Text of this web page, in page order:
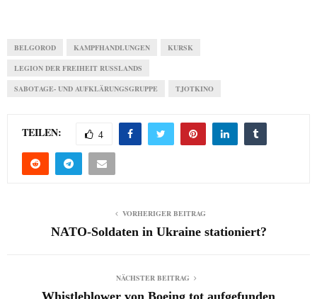
BELGOROD KAMPFHANDLUNGEN KURSK
LEGION DER FREIHEIT RUSSLANDS
SABOTAGE- UND AUFKLÄRUNGSGRUPPE TJOTKINO
TEILEN: 4
VORHERIGER BEITRAG
NATO-Soldaten in Ukraine stationiert?
NÄCHSTER BEITRAG
Whistleblower von Boeing tot aufgefunden